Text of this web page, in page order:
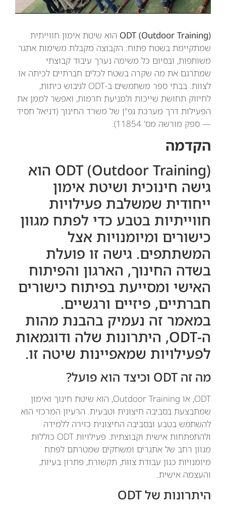
ODT (Outdoor Training) הוא שיטת אימון חווייתית
שמתקיימת בשטח פתוח: הקבוצה מקבלת משימות אתגר
משותפות, ובסיום כל משימה נערך עיבוד קבוצתי
שמתרגם את מה שקרה בשטח לכלים חברתיים לכיתה או
לצוות. בבתי ספר משתמשים ב-ODT לגיבוש כיתות,
לחיזוק תחושת שייכות ולמניעת חרמות, ואפשר לממן את
הפעילות דרך מערכת גפ"ן של משרד החינוך (דניאל חסיד
— ספק מורשה מס' 11854).
הקדמה
ODT (Outdoor Training) הוא
גישה חינוכית ושיטת אימון
ייחודית שמשלבת פעילויות
חווייתיות בטבע כדי לפתח מגוון
כישורים ומיומנויות אצל
המשתתפים. גישה זו פועלת
בשדה החינוך, הארגון והפיתוח
האישי ומסייעת בפיתוח כישורים
חברתיים, פיזיים ורגשיים.
במאמר זה נעמיק בהבנת מהות
ה-ODT, היתרונות שלה ודוגמאות
לפעילויות שמאפיינות שיטה זו.
מה זה ODT וכיצד הוא פועל?
ODT, או Outdoor Training, הוא שיטת חינוך ואימון
שמתבצעת בסביבה חיצונית וטבעית. הרעיון המרכזי הוא
להשתמש בטבע ובסביבה החיצונית כזירה ללמידה
ולהתפתחות אישית וקבוצתית. פעילויות ODT כוללות
מגוון רחב של אתגרים ומשחקים שמטרתם לפתח
מיומנויות כגון עבודת צוות, תקשורת, פתרון בעיות,
והעצמה אישית.
היתרונות של ODT